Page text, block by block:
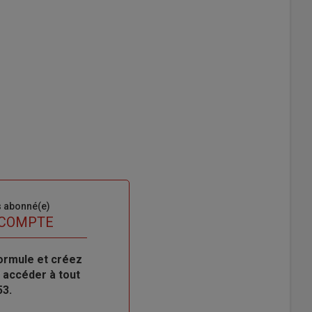
abonné(e)
et créez
à tout